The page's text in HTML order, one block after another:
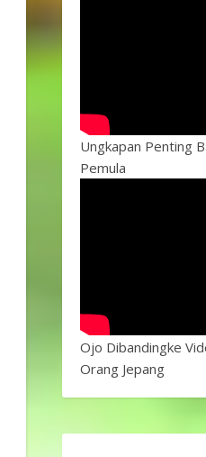
Ungkapan Penting
Pemula
Ojo Dibandingke
Orang Jepang